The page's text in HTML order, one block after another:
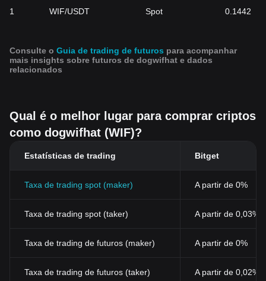
1 WIF/USDT Spot 0.1442
Consulte o Guia de trading de futuros para acompanhar
mais insights sobre futuros de dogwifhat e dados
relacionados
Qual é o melhor lugar para comprar criptos
como dogwifhat (WIF)?
Estatísticas de trading Bitget
Taxa de trading spot (maker) A partir de 0%
Taxa de trading spot (taker) A partir de 0,03%
Taxa de trading de futuros (maker) A partir de 0%
Taxa de trading de futuros (taker) A partir de 0,02%